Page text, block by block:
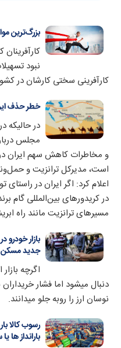
بزرگ‌ترین
نبود
کارآفرینی سختی کارشان در
خطر حذف
در حالیکه
مجلس
و مخاطرات کاهش سهم ایران
است، مدیرکل ترانزیت و
اعلام کرد: اگر ایران در
در کریدورهای بین‌المللی گام
مسیرهای ترانزیت مانند راه
بازار
جدید مسکن
اگرچه
دنبال میشود اما فشار
نوسان ارز را روبه جلو میدانند.
بارانداز ها